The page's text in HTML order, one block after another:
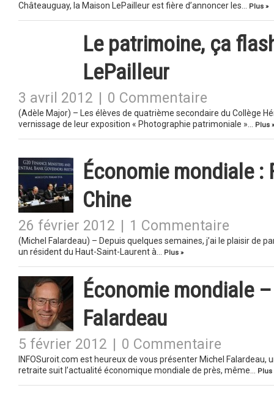
Châteauguay, la Maison LePailleur est fière d’annoncer les…
Plus »
Le patrimoine, ça
LePailleur
3 avril 2012 0 Commentaire
(Adèle Major) – Les élèves de quatrième secondaire du Collège
vernissage de leur exposition « Photographie patrimoniale »…
Plus »
Économie mondiale :
Chine
26 février 2012 1 Commentaire
(Michel Falardeau) – Depuis quelques semaines, j’ai le plaisir de
un résident du Haut-Saint-Laurent à…
Plus »
Économie mondiale
Falardeau
5 février 2012 0 Commentaire
INFOSuroit.com est heureux de vous présenter Michel
retraite suit l’actualité économique mondiale de près, même…
Plus